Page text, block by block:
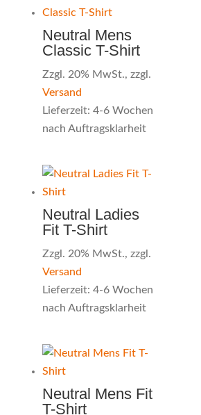
Neutral Mens
Classic T-Shirt
Zzgl. 20% MwSt., zzgl.
Versand
Lieferzeit: 4-6 Wochen
nach Auftragsklarheit
Neutral Ladies
Fit T-Shirt
Zzgl. 20% MwSt., zzgl.
Versand
Lieferzeit: 4-6 Wochen
nach Auftragsklarheit
Neutral Mens Fit
T-Shirt